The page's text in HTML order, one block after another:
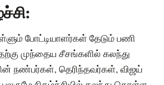
போட்டியாளர்கள் தேடும் பணி
முந்தைய சீசங்களில் கலந்து
நண்பர்கள், தெரிந்தவர்கள், விஜய்